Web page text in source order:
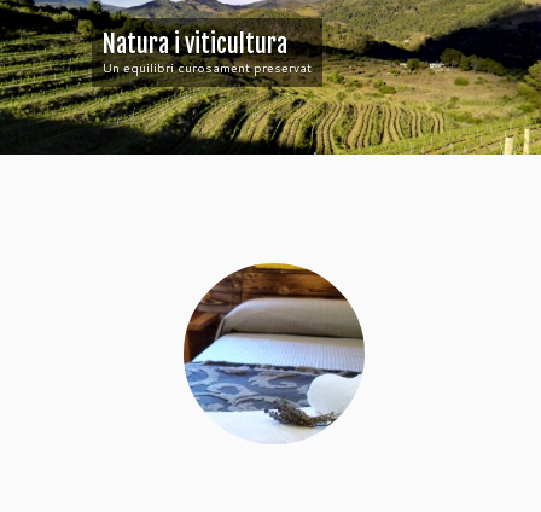
content
Natura i viticultura
Un equilibri curosament preservat